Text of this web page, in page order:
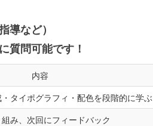
など）
問可能です！
内容
タイポグラフィ・配色を段階的に学ぶ
み、次回にフィードバック